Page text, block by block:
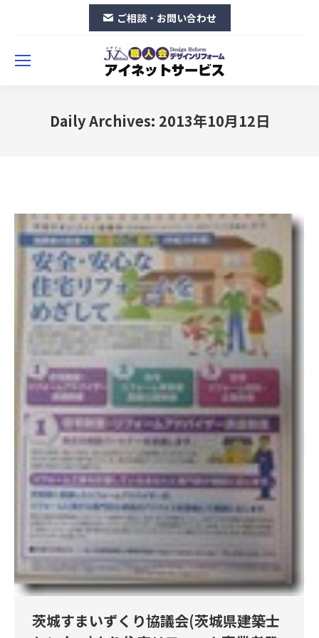
ご相談・お問い合わせ
Daily Archives: 2013年10月12日
茨城すまいずくり協議会(茨城県建築士